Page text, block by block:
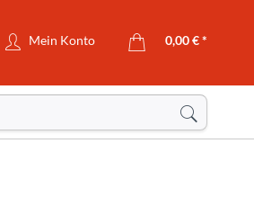
Mein Konto 0,00 € *